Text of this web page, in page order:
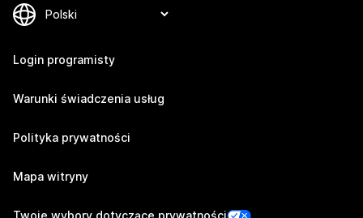
Login programisty
Warunki świadczenia usług
Polityka prywatności
Mapa witryny